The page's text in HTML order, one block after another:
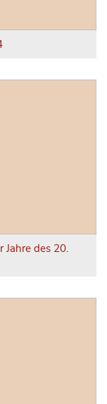
des 20.